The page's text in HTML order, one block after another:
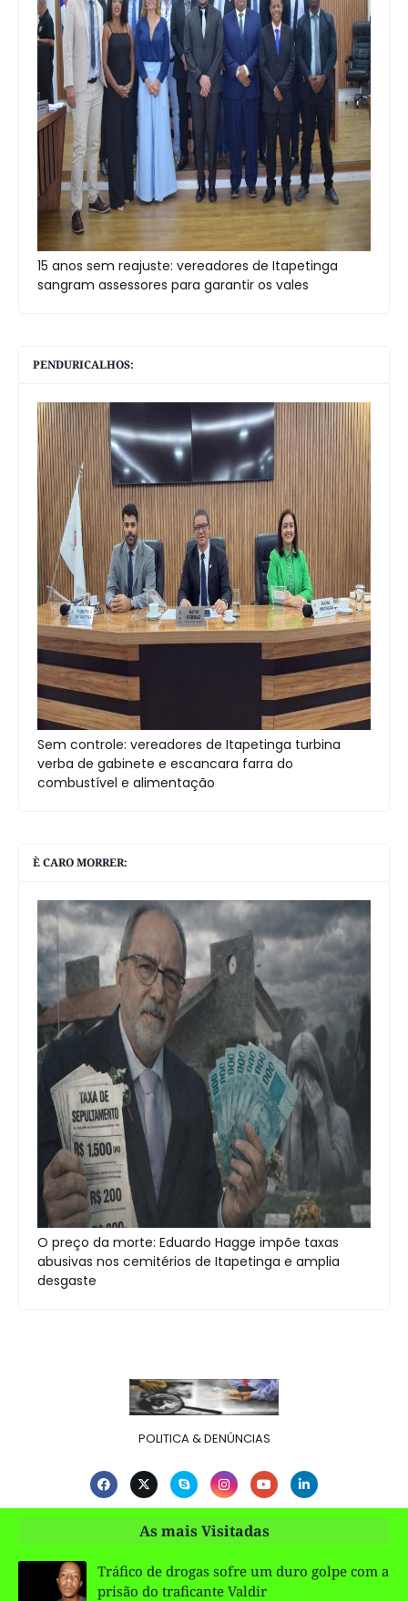
15 anos sem reajuste: vereadores de Itapetinga
sangram assessores para garantir os vales
PENDURICALHOS:
Sem controle: vereadores de Itapetinga turbina
verba de gabinete e escancara farra do
combustível e alimentação
È CARO MORRER:
O preço da morte: Eduardo Hagge impõe taxas
abusivas nos cemitérios de Itapetinga e amplia
desgaste
POLITICA & DENÚNCIAS
As mais Visitadas
Tráfico de drogas sofre um duro golpe com a
prisão do traficante Valdir